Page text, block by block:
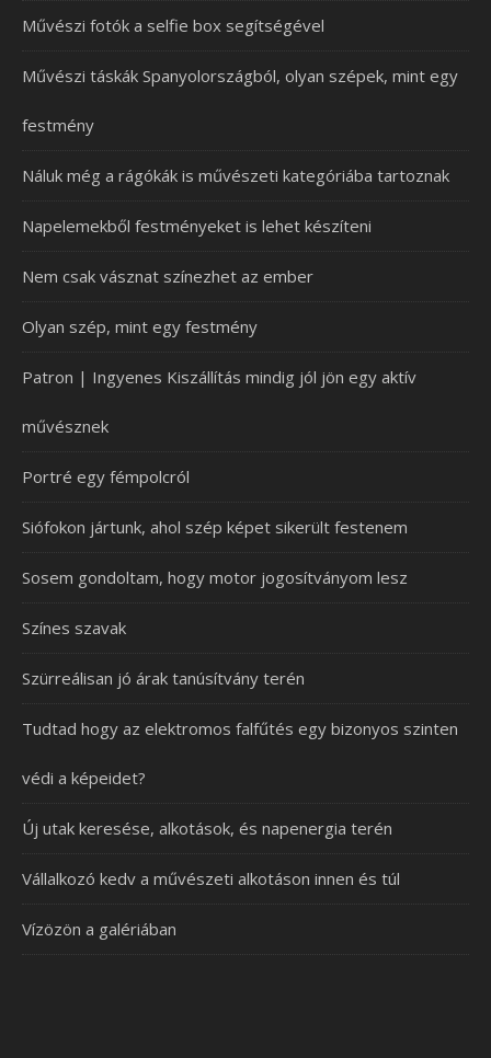
Művészi fotók a selfie box segítségével
Művészi táskák Spanyolországból, olyan szépek, mint egy
festmény
Náluk még a rágókák is művészeti kategóriába tartoznak
Napelemekből festményeket is lehet készíteni
Nem csak vásznat színezhet az ember
Olyan szép, mint egy festmény
Patron | Ingyenes Kiszállítás mindig jól jön egy aktív
művésznek
Portré egy fémpolcról
Siófokon jártunk, ahol szép képet sikerült festenem
Sosem gondoltam, hogy motor jogosítványom lesz
Színes szavak
Szürreálisan jó árak tanúsítvány terén
Tudtad hogy az elektromos falfűtés egy bizonyos szinten
védi a képeidet?
Új utak keresése, alkotások, és napenergia terén
Vállalkozó kedv a művészeti alkotáson innen és túl
Vízözön a galériában